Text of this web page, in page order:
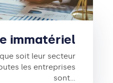
immatériel
soit leur secteur
les entreprises
sont…